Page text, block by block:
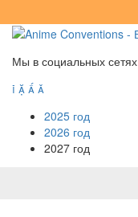
Мы в социальных сетях
   
2025 год
2026 год
2027 год